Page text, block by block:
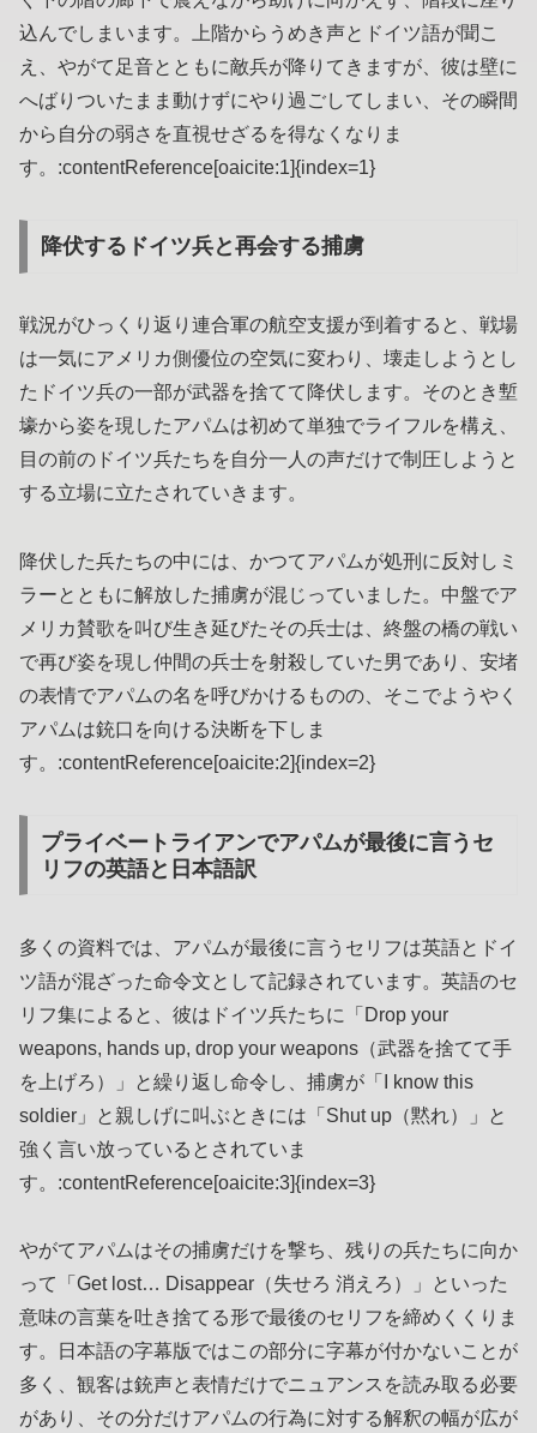
込んでしまいます。上階からうめき声とドイツ語が聞こ
え、やがて足音とともに敵兵が降りてきますが、彼は壁に
へばりついたまま動けずにやり過ごしてしまい、その瞬間
から自分の弱さを直視せざるを得なくなりま
す。:contentReference[oaicite:1]{index=1}
降伏するドイツ兵と再会する捕虜
戦況がひっくり返り連合軍の航空支援が到着すると、戦場
は一気にアメリカ側優位の空気に変わり、壊走しようとし
たドイツ兵の一部が武器を捨てて降伏します。そのとき塹
壕から姿を現したアパムは初めて単独でライフルを構え、
目の前のドイツ兵たちを自分一人の声だけで制圧しようと
する立場に立たされていきます。
降伏した兵たちの中には、かつてアパムが処刑に反対しミ
ラーとともに解放した捕虜が混じっていました。中盤でア
メリカ賛歌を叫び生き延びたその兵士は、終盤の橋の戦い
で再び姿を現し仲間の兵士を射殺していた男であり、安堵
の表情でアパムの名を呼びかけるものの、そこでようやく
アパムは銃口を向ける決断を下しま
す。:contentReference[oaicite:2]{index=2}
プライベートライアンでアパムが最後に言うセ
リフの英語と日本語訳
多くの資料では、アパムが最後に言うセリフは英語とドイ
ツ語が混ざった命令文として記録されています。英語のセ
リフ集によると、彼はドイツ兵たちに「Drop your
weapons, hands up, drop your weapons（武器を捨てて手
を上げろ）」と繰り返し命令し、捕虜が「I know this
soldier」と親しげに叫ぶときには「Shut up（黙れ）」と
強く言い放っているとされていま
す。:contentReference[oaicite:3]{index=3}
やがてアパムはその捕虜だけを撃ち、残りの兵たちに向か
って「Get lost… Disappear（失せろ 消えろ）」といった
意味の言葉を吐き捨てる形で最後のセリフを締めくくりま
す。日本語の字幕版ではこの部分に字幕が付かないことが
多く、観客は銃声と表情だけでニュアンスを読み取る必要
があり、その分だけアパムの行為に対する解釈の幅が広が